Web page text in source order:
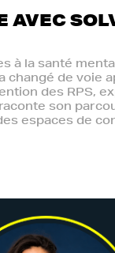
AVEC
à la santé
changé de voie
des RPS,
son
espaces de